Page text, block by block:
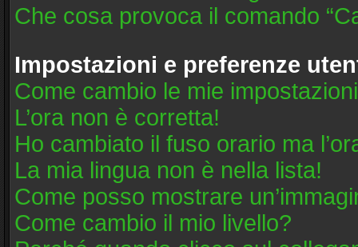
Che cosa provoca il comando
Impostazioni e preferenze
Come cambio le mie
L’ora non è corretta!
Ho cambiato il fuso orario ma
La mia lingua non è nella lista!
Come posso mostrare
Come cambio il mio livello?